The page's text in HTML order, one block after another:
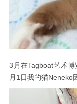
3月在Tagboat艺术博
月1日我的猫Neneko